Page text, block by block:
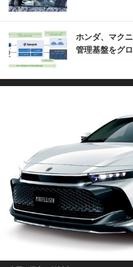
ホンダ、マク
管理基盤をグ